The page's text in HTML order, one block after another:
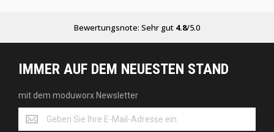
Bewertungsnote: Sehr gut 4.8/5.0
IMMER AUF DEM NEUESTEN STAND
mit dem moduworx Newsletter
mit
dem